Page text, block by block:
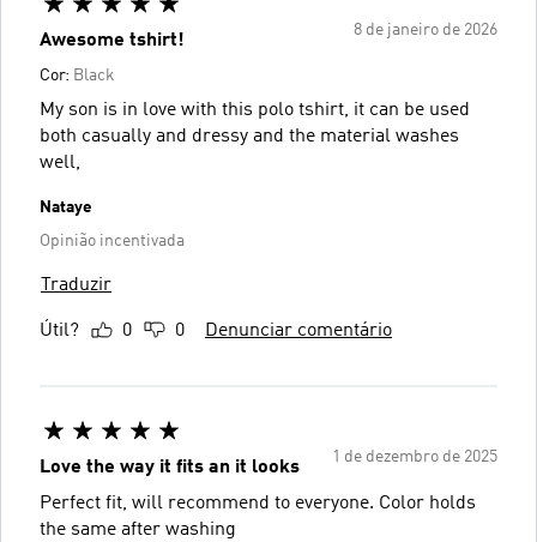
8 de janeiro de 2026
Awesome tshirt!
Cor: Black
My son is in love with this polo tshirt, it can be used
both casually and dressy and the material washes
well,
Nataye
Opinião incentivada
Traduzir
Útil? 0 0 Denunciar comentário
1 de dezembro de 2025
Love the way it fits an it looks
Perfect fit, will recommend to everyone. Color holds
the same after washing